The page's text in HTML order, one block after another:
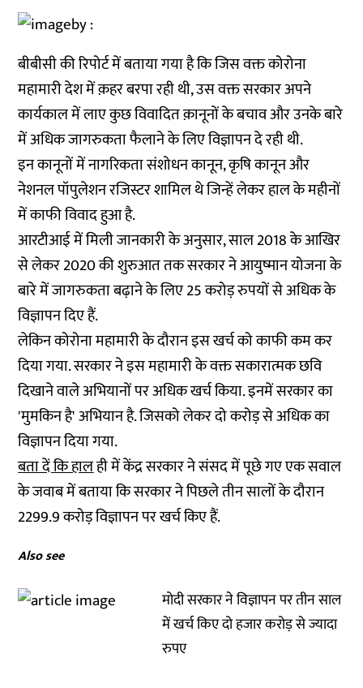
बीबीसी की रिपोर्ट में बताया गया है कि जिस वक्त कोरोना
महामारी देश में क़हर बरपा रही थी, उस वक्त सरकार अपने
कार्यकाल में लाए कुछ विवादित क़ानूनों के बचाव और उनके बारे
में अधिक जागरुकता फैलाने के लिए विज्ञापन दे रही थी.
इन कानूनों में नागरिकता संशोधन कानून, कृषि कानून और
नेशनल पॉपुलेशन रजिस्टर शामिल थे जिन्हें लेकर हाल के महीनों
में काफी विवाद हुआ है.
आरटीआई में मिली जानकारी के अनुसार, साल 2018 के आखिर
से लेकर 2020 की शुरुआत तक सरकार ने आयुष्मान योजना के
बारे में जागरुकता बढ़ाने के लिए 25 करोड़ रुपयों से अधिक के
विज्ञापन दिए हैं.
लेकिन कोरोना महामारी के दौरान इस खर्च को काफी कम कर
दिया गया. सरकार ने इस महामारी के वक्त सकारात्मक छवि
दिखाने वाले अभियानों पर अधिक खर्च किया. इनमें सरकार का
'मुमकिन है' अभियान है. जिसको लेकर दो करोड़ से अधिक का
विज्ञापन दिया गया.
बता दें कि हालही में केंद्र सरकार ने संसद में पूछे गए एक सवाल
के जवाब में बताया कि सरकार ने पिछले तीन सालों के दौरान
2299.9 करोड़ विज्ञापन पर खर्च किए हैं.
Also see
मोदी सरकार ने विज्ञापन पर तीन साल
में खर्च किए दो हजार करोड़ से ज्यादा
रुपए